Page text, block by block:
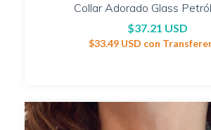
Collar Adorado Glass
$37.21 USD
$33.49 USD con